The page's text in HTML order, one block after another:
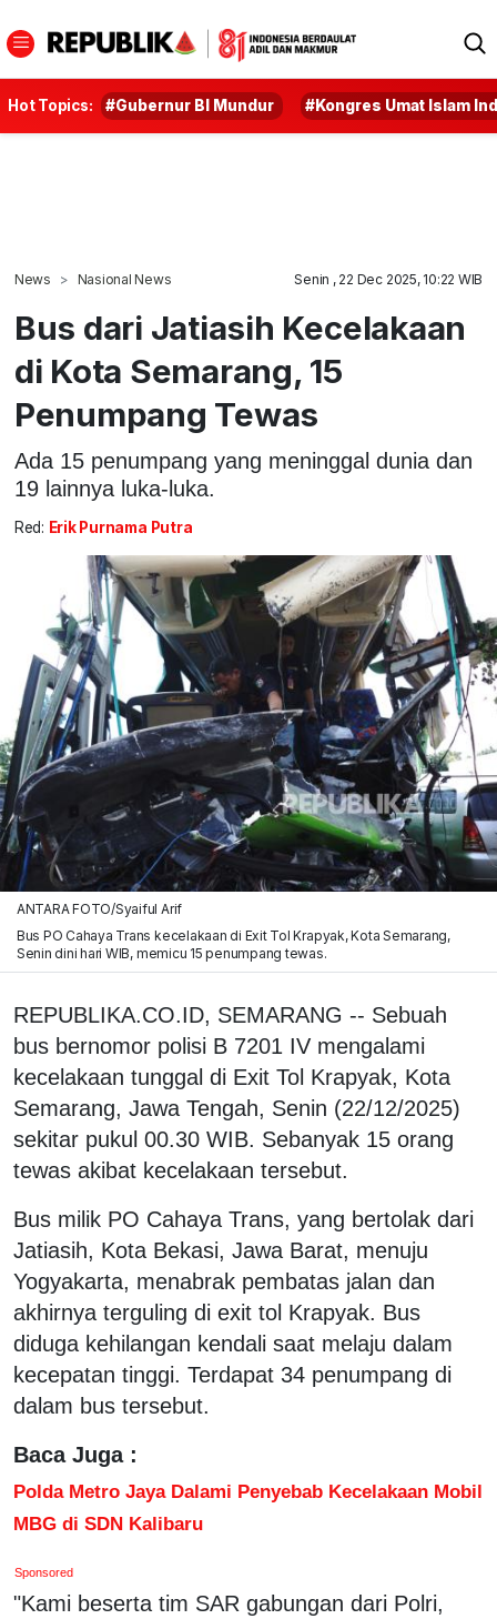
Hot Topics: #Gubernur BI Mundur #Kongres Umat Islam
News Nasional News Senin , 22 Dec 2025, 10:22 WIB
Bus dari Jatiasih Kecelakaan
di Kota Semarang, 15
Penumpang Tewas
Ada 15 penumpang yang meninggal dunia dan
19 lainnya luka-luka.
Red: Erik Purnama Putra
ANTARA FOTO/Syaiful Arif
Bus PO Cahaya Trans kecelakaan di Exit Tol Krapyak, Kota Semarang,
Senin dini hari WIB, memicu 15 penumpang tewas.
REPUBLIKA.CO.ID, SEMARANG -- Sebuah
bus bernomor polisi B 7201 IV mengalami
kecelakaan tunggal di Exit Tol Krapyak, Kota
Semarang, Jawa Tengah, Senin (22/12/2025)
sekitar pukul 00.30 WIB. Sebanyak 15 orang
tewas akibat kecelakaan tersebut.
Bus milik PO Cahaya Trans, yang bertolak dari
Jatiasih, Kota Bekasi, Jawa Barat, menuju
Yogyakarta, menabrak pembatas jalan dan
akhirnya terguling di exit tol Krapyak. Bus
diduga kehilangan kendali saat melaju dalam
kecepatan tinggi. Terdapat 34 penumpang di
dalam bus tersebut.
Baca Juga :
Polda Metro Jaya Dalami Penyebab Kecelakaan Mobil
MBG di SDN Kalibaru
Sponsored
"Kami beserta tim SAR gabungan dari Polri,